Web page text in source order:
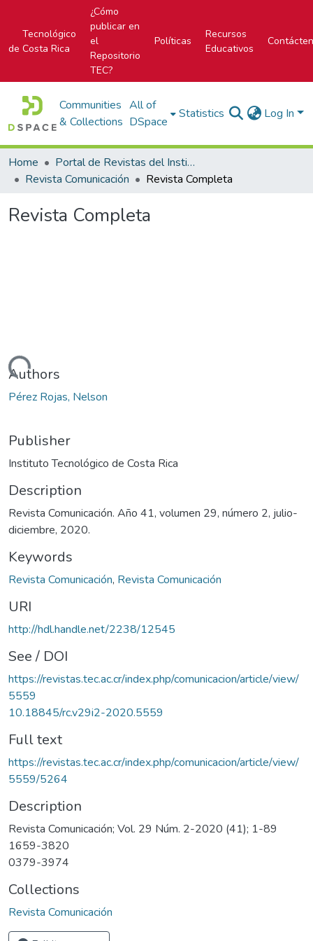
Tecnológico
de Costa Rica
¿Cómo
publicar en
el
Repositorio
TEC?
Políticas
Recursos
Educativos
Communities
& Collections
All of
DSpace
Statistics Log In
Home
Portal de Revistas del Instituto Tecnológico de Costa Rica
Revista Comunicación
Revista Completa
Revista Completa
Loading...
Authors
Pérez Rojas, Nelson
Publisher
Instituto Tecnológico de Costa Rica
Description
Revista Comunicación. Año 41, volumen 29, número 2, julio-
diciembre, 2020.
Keywords
Revista Comunicación, Revista Comunicación
URI
http://hdl.handle.net/2238/12545
See / DOI
https://revistas.tec.ac.cr/index.php/comunicacion/article/view/
5559
10.18845/rc.v29i2-2020.5559
Full text
https://revistas.tec.ac.cr/index.php/comunicacion/article/view/
5559/5264
Description
Revista Comunicación; Vol. 29 Núm. 2-2020 (41); 1-89
1659-3820
0379-3974
Collections
Revista Comunicación